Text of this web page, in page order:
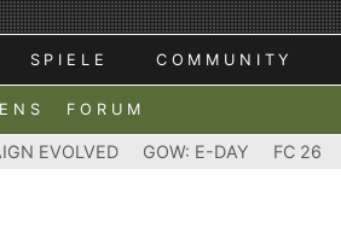
SPIELE COMMUNITY
FORUM
EVOLVED GOW: E-DAY FC 26